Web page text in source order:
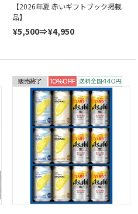
【2026年夏 赤いギフトブック掲載
品】
¥5,500⇒¥4,950